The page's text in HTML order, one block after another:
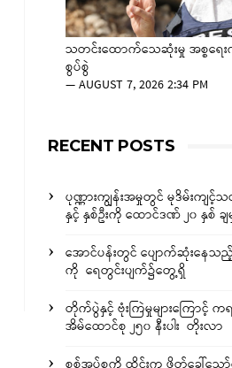
သတင်းထောက်သေဆုံးမှု အစ္စရေး
စွပ်စွဲ
—AUGUST 7, 2026 2:34 PM
RECENT POSTS
ပုဏ္ဏားကျွန်းအမှုတွင် မုဒိမ်းက
နှင့် နှစ်ဦးကို ထောင်ဒဏ် ၂၀ နှစ် ခ
အောင်ပန်းတွင် ပျောက်ဆုံးနေ
ကို ရေတွင်းပျက်၌တွေ့ရှိ
တိုက်ပွဲနှင့် ဗုံးကြဲမှုများကြောင့်
အိမ်ထောင်စု ၂၅၀ နီးပါး တိုးလာ